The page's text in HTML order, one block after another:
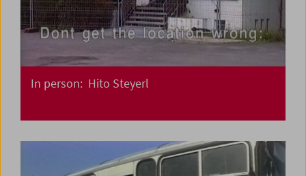
In person: Hito Steyerl